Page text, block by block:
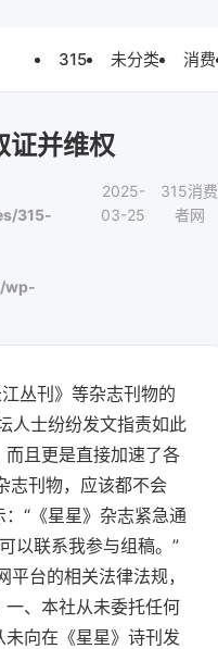
315 未分类 消费
证并维权
315-
wp-
2025-
03-25
315消费
者网
丛刊》等杂志刊物的
人士纷纷发文指责如此
且更是直接加速了各
志刊物，应该都不会
：“《星星》杂志紧急通
以联系我参与组稿。”
台的相关法律法规，
、本社从未委托任何
向在《星星》诗刊发